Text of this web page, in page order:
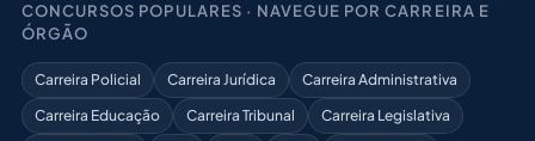
CONCURSOS POPULARES · NAVEGUE POR CARREIRA E
ÓRGÃO
Carreira Policial Carreira Jurídica
Carreira Administrativa
Carreira Educação
Carreira Tribunal
Carreira Legislativa